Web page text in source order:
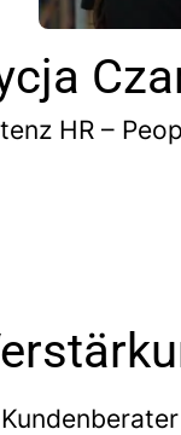
HR –